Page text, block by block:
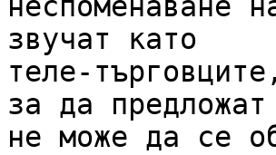
неспоменаване
звучат като
теле-
за да
не може да се